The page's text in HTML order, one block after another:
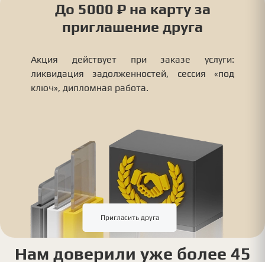
До 5000 ₽ на карту за
приглашение друга
Акция действует при заказе услуги:
ликвидация задолженностей, сессия «под
ключ», дипломная работа.
Пригласить друга
Нам доверили уже более 45